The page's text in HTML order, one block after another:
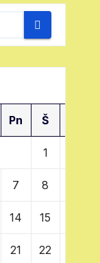
Pn Š
1
7 8
14 15
21 22